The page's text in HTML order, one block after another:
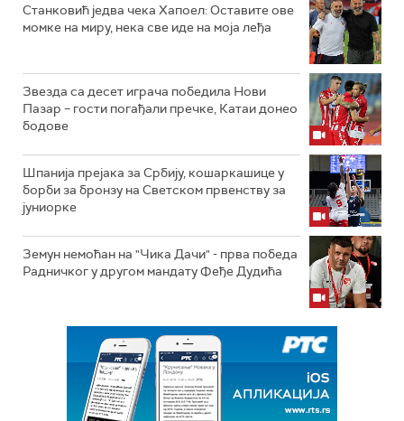
Станковић једва чека Хапоел: Оставите ове
момке на миру, нека све иде на моја леђа
Звезда са десет играча победила Нови
Пазар – гости погађали пречке, Катаи донео
бодове
Шпанија прејакa за Србију, кошаркашице у
борби за бронзу на Светском првенству за
јуниорке
Земун немоћан на "Чика Дачи" - прва победа
Радничког у другом мандату Феђе Дудића